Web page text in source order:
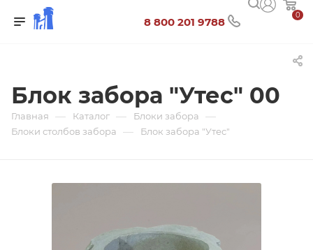
0
8 800 201 9788
Блок забора "Утес" 00
Главная — Каталог — Блоки забора —
Блоки столбов забора — Блок забора "Утес"